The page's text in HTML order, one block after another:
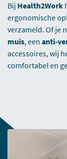
Bij Health2Work
ergonomische
verzameld. Of je
muis, een anti-
accessoires, wij
comfortabel en